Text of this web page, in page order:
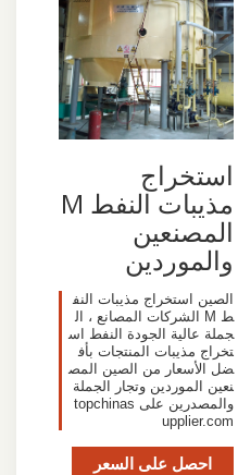
استخراج
مذيبات النفط M
المصنعين
والموردين
الصين استخراج مذيبات النف
ط M الشركات المصانع ، ال
جملة عالية الجودة النفط اس
تخراج مذيبات المنتجات بأف
ضل الأسعار من الصين المص
نعين الموردين وتجار الجملة
والمصدرين على topchinas
upplier.com
احصل على السعر